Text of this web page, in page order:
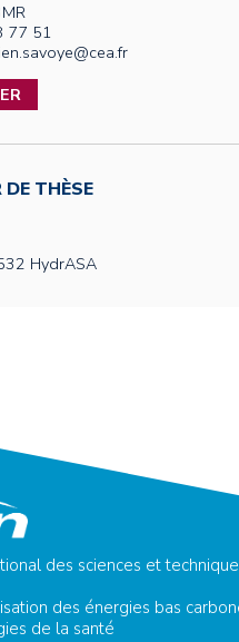
77 51
DE THÈSE
HydrASA
des sciences et
des énergies bas
de la santé